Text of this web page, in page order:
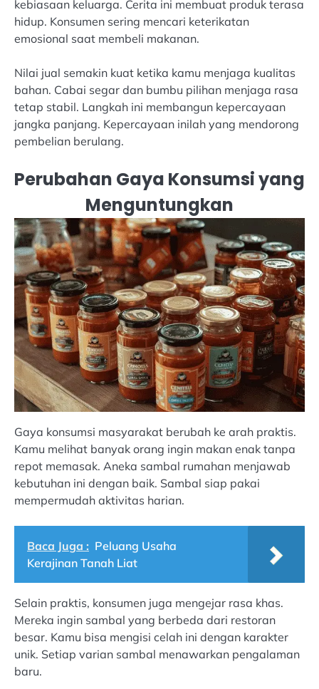
kebiasaan keluarga. Cerita ini membuat produk terasa
hidup. Konsumen sering mencari keterikatan
emosional saat membeli makanan.
Nilai jual semakin kuat ketika kamu menjaga kualitas
bahan. Cabai segar dan bumbu pilihan menjaga rasa
tetap stabil. Langkah ini membangun kepercayaan
jangka panjang. Kepercayaan inilah yang mendorong
pembelian berulang.
Perubahan Gaya Konsumsi yang
Menguntungkan
Gaya konsumsi masyarakat berubah ke arah praktis.
Kamu melihat banyak orang ingin makan enak tanpa
repot memasak. Aneka sambal rumahan menjawab
kebutuhan ini dengan baik. Sambal siap pakai
mempermudah aktivitas harian.
Baca Juga : Peluang Usaha
Kerajinan Tanah Liat
Selain praktis, konsumen juga mengejar rasa khas.
Mereka ingin sambal yang berbeda dari restoran
besar. Kamu bisa mengisi celah ini dengan karakter
unik. Setiap varian sambal menawarkan pengalaman
baru.